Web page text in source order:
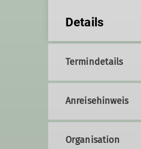
Details
Termindetails
Anreisehinweis
Organisation